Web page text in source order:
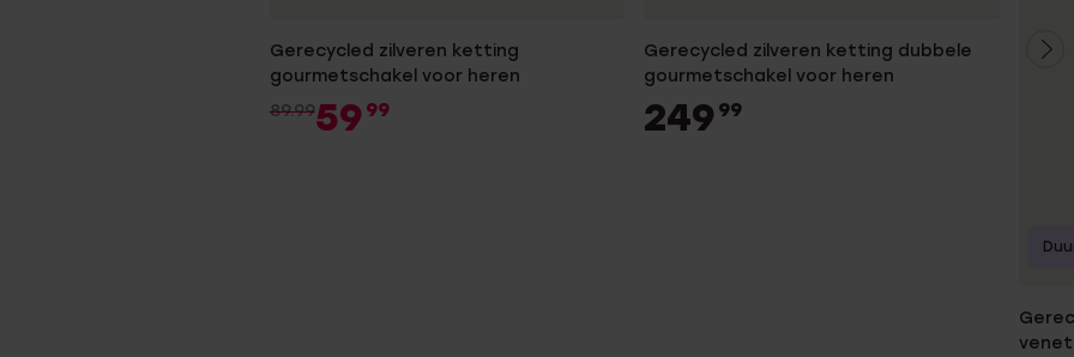
Gerecycled zilveren ketting
gourmetschakel voor heren
89.9959 99
Gerecycled zilveren ketting dubbele
gourmetschakel voor heren
249 99